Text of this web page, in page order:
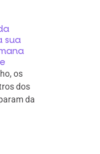
sua
os
dos
da